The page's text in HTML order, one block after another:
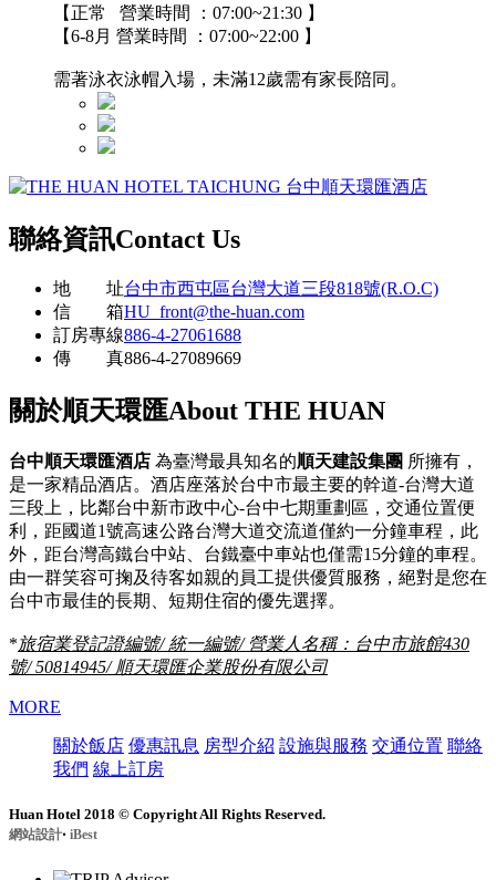
【正常 營業時間 ：07:00~21:30 】
【6-8月 營業時間 ：07:00~22:00 】
需著泳衣泳帽入場，未滿12歲需有家長陪同。
聯絡資訊Contact Us
地 址台中市西屯區台灣大道三段818號(R.O.C)
信 箱HU_front@the-huan.com
訂房專線886-4-27061688
傳 真886-4-27089669
關於順天環匯About THE HUAN
台中順天環匯酒店 為臺灣最具知名的順天建設集團 所擁有，
是一家精品酒店。酒店座落於台中市最主要的幹道-台灣大道
三段上，比鄰台中新市政中心-台中七期重劃區，交通位置便
利，距國道1號高速公路台灣大道交流道僅約一分鐘車程，此
外，距台灣高鐵台中站、台鐵臺中車站也僅需15分鐘的車程。
由一群笑容可掬及待客如親的員工提供優質服務，絕對是您在
台中市最佳的長期、短期住宿的優先選擇。
*旅宿業登記證編號/ 統一編號/ 營業人名稱：台中市旅館430
號/ 50814945/ 順天環匯企業股份有限公司
MORE
關於飯店 優惠訊息 房型介紹 設施與服務 交通位置 聯絡
我們 線上訂房
Huan Hotel 2018 © Copyright All Rights Reserved.
網站設計‧ iBest